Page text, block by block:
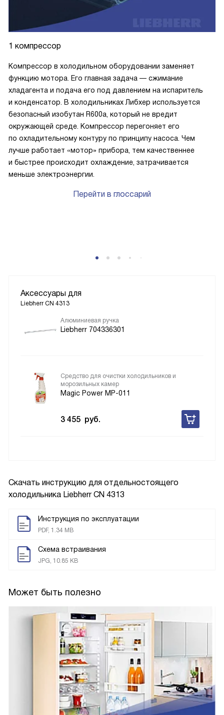
Скачать инструкцию для отдельностоящего
холодильника Liebherr CN 4313
Инструкция по эксплуатации
PDF, 1.34 MB
Схема встраивания
JPG, 10.85 KB
Может быть полезно
1 компрессор
Компрессор в холодильном оборудовании заменяет
функцию мотора. Его главная задача — сжимание
хладагента и подача его под давлением на испаритель
и конденсатор. В холодильниках Либхер используется
безопасный изобутан R600a, который не вредит
окружающей среде. Компрессор перегоняет его
по охладительному контуру по принципу насоса. Чем
лучше работает «мотор» прибора, тем качественнее
и быстрее происходит охлаждение, затрачивается
меньше электроэнергии.
Перейти в глоссарий
Аксессуары для
Liebherr CN 4313
Алюминиевая ручка
Liebherr 704336301
Средство для очистки холодильников и
морозильных камер
Magic Power MP-011
3 455 руб.